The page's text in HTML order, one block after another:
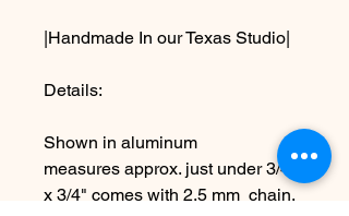
|Handmade In our Texas Studio|
Details:
Shown in aluminum
measures approx. just under 3/4"
x 3/4" comes with 2.5 mm chain,